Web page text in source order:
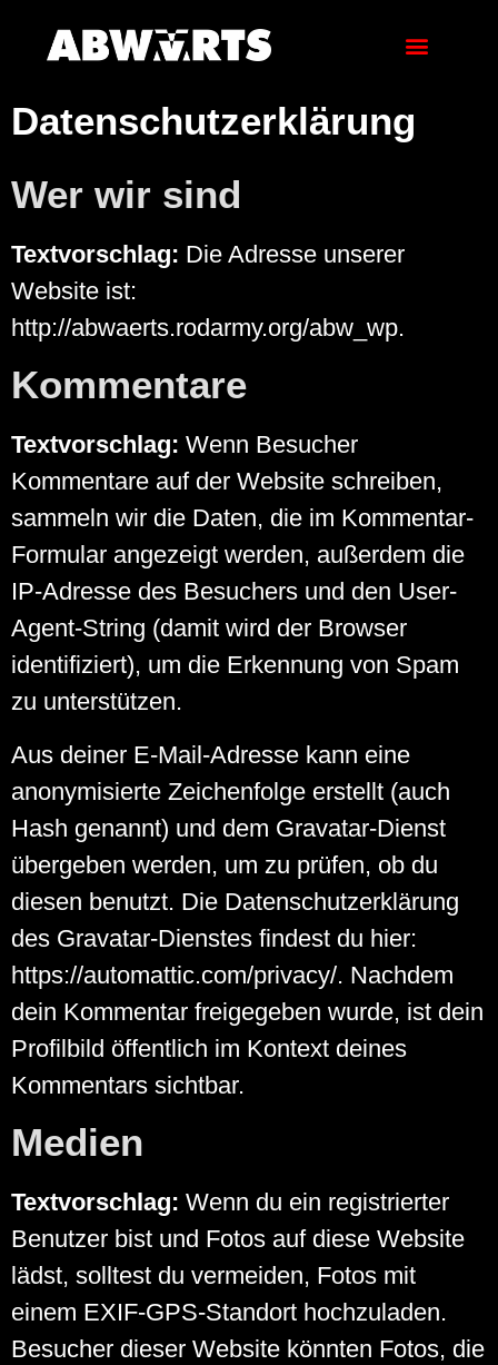
Datenschutzerklärung
Wer wir sind
Textvorschlag: Die Adresse unserer
Website ist:
http://abwaerts.rodarmy.org/abw_wp.
Kommentare
Textvorschlag: Wenn Besucher
Kommentare auf der Website schreiben,
sammeln wir die Daten, die im Kommentar-
Formular angezeigt werden, außerdem die
IP-Adresse des Besuchers und den User-
Agent-String (damit wird der Browser
identifiziert), um die Erkennung von Spam
zu unterstützen.
Aus deiner E-Mail-Adresse kann eine
anonymisierte Zeichenfolge erstellt (auch
Hash genannt) und dem Gravatar-Dienst
übergeben werden, um zu prüfen, ob du
diesen benutzt. Die Datenschutzerklärung
des Gravatar-Dienstes findest du hier:
https://automattic.com/privacy/. Nachdem
dein Kommentar freigegeben wurde, ist dein
Profilbild öffentlich im Kontext deines
Kommentars sichtbar.
Medien
Textvorschlag: Wenn du ein registrierter
Benutzer bist und Fotos auf diese Website
lädst, solltest du vermeiden, Fotos mit
einem EXIF-GPS-Standort hochzuladen.
Besucher dieser Website könnten Fotos, die